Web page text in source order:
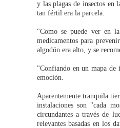
y las plagas de insectos en
tan fértil era la parcela.
"Como se puede ver en
medicamentos para
algodón era alto, y se
"Confiando en un mapa
emoción.
Aparentemente tranquila
instalaciones son "cada
circundantes a través de
relevantes basadas en los